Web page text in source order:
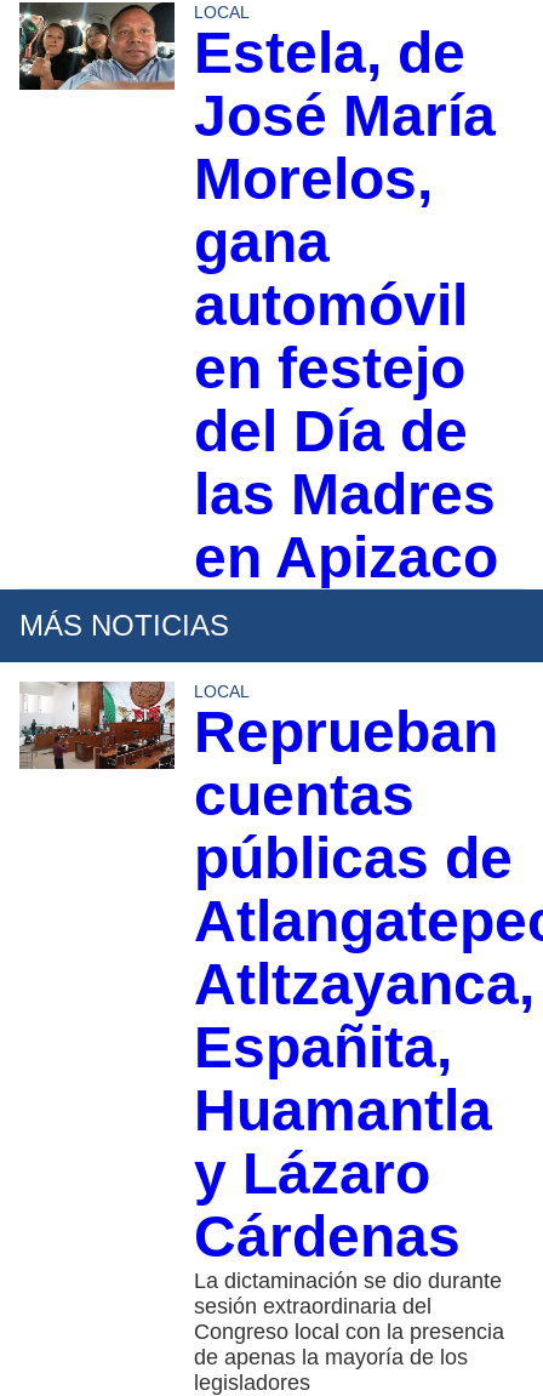
LOCAL
Estela, de
José María
Morelos,
gana
automóvil
en festejo
del Día de
las Madres
en Apizaco
MÁS NOTICIAS
LOCAL
Reprueban
cuentas
públicas de
Atltzayanca,
Españita,
Huamantla
y Lázaro
Cárdenas
La dictaminación se dio durante
sesión extraordinaria del
Congreso local con la presencia
de apenas la mayoría de los
legisladores